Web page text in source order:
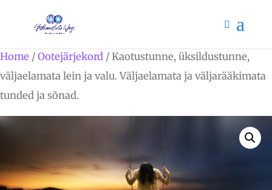
Home /Ootejärjekord / Kaotustunne, üksildustunne,
väljaelamata lein ja valu. Väljaelamata ja väljarääkimata
tunded ja sõnad.